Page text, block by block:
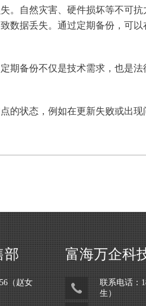
。自然灾害、硬件损坏等不可
据丢失。通过定期备份，可以
期备份不仅是技术需求，也是法
的状态，例如在更新失败或出现
部
（赵女
富海万企科
联系电话：
生）